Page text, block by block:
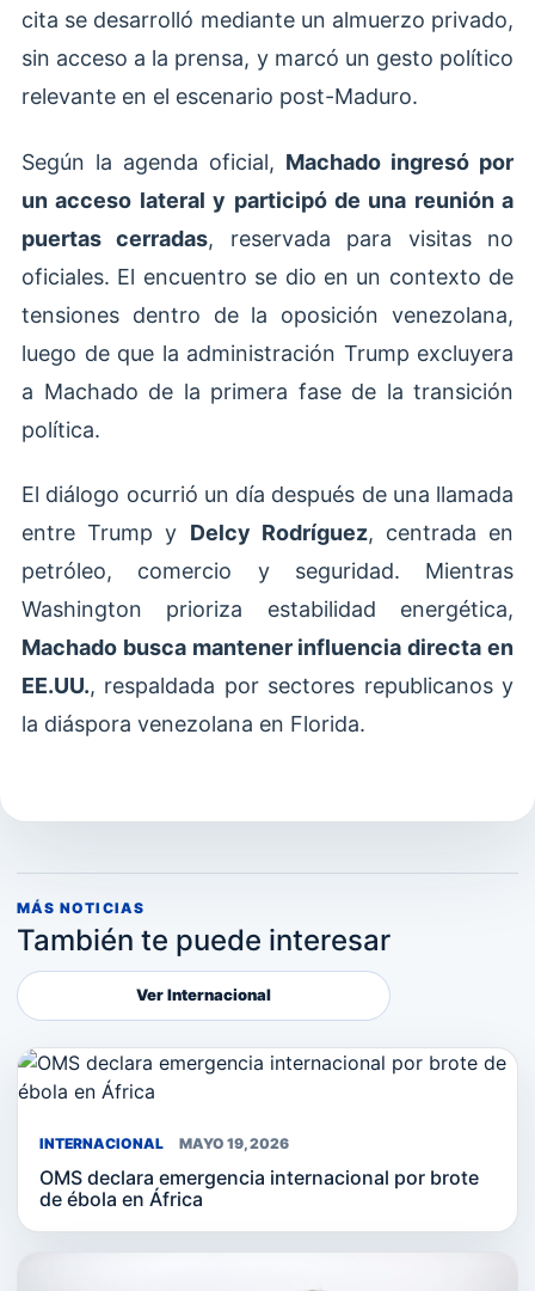
cita se desarrolló mediante un almuerzo privado,
sin acceso a la prensa, y marcó un gesto político
relevante en el escenario post-Maduro.
Según la agenda oficial, Machado ingresó por
un acceso lateral y participó de una reunión a
puertas cerradas, reservada para visitas no
oficiales. El encuentro se dio en un contexto de
tensiones dentro de la oposición venezolana,
luego de que la administración Trump excluyera
a Machado de la primera fase de la transición
política.
El diálogo ocurrió un día después de una llamada
entre Trump y Delcy Rodríguez, centrada en
petróleo, comercio y seguridad. Mientras
Washington prioriza estabilidad energética,
Machado busca mantener influencia directa en
EE.UU., respaldada por sectores republicanos y
la diáspora venezolana en Florida.
MÁS NOTICIAS
También te puede interesar
Ver Internacional
INTERNACIONAL MAYO 19, 2026
OMS declara emergencia internacional por brote
de ébola en África